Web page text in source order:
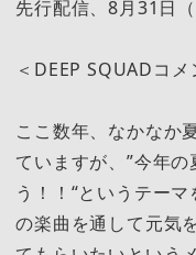
先行配信、8月31日
＜DEEP SQUADコ
ここ数年、なかなか
ていますが、”今年
う！！“というテー
の楽曲を通して元気